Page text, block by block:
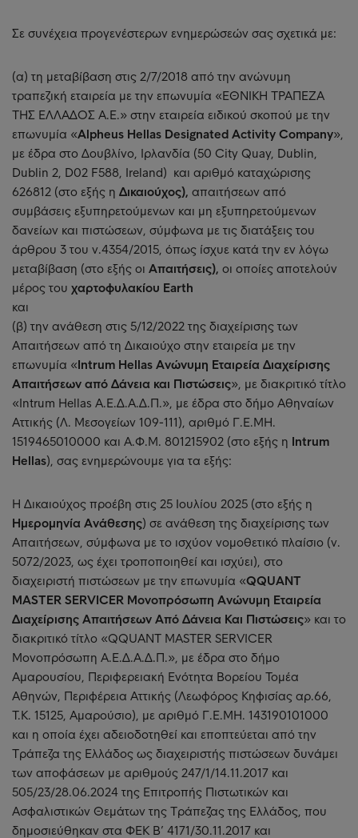
Σε συνέχεια προγενέστερων ενημερώσεών σας σχετικά με:
(α) τη μεταβίβαση στις 2/7/2018 από την ανώνυμη
τραπεζική εταιρεία με την επωνυμία «ΕΘΝΙΚΗ ΤΡΑΠΕΖΑ
ΤΗΣ ΕΛΛΑΔΟΣ Α.Ε.» στην εταιρεία ειδικού σκοπού με την
επωνυμία «Alpheus Hellas Designated Activity Company»,
με έδρα στο Δουβλίνο, Ιρλανδία (50 City Quay, Dublin,
Dublin 2, D02 F588, Ireland) και αριθμό καταχώρισης
626812 (στο εξής η Δικαιούχος), απαιτήσεων από
συμβάσεις εξυπηρετούμενων και μη εξυπηρετούμενων
δανείων και πιστώσεων, σύμφωνα με τις διατάξεις του
άρθρου 3 του ν.4354/2015, όπως ίσχυε κατά την εν λόγω
μεταβίβαση (στο εξής οι Απαιτήσεις), οι οποίες αποτελούν
μέρος του χαρτοφυλακίου Earth
και
(β) την ανάθεση στις 5/12/2022 της διαχείρισης των
Απαιτήσεων από τη Δικαιούχο στην εταιρεία με την
επωνυμία «Intrum Hellas Ανώνυμη Εταιρεία Διαχείρισης
Απαιτήσεων από Δάνεια και Πιστώσεις», με διακριτικό τίτλο
«Intrum Hellas Α.Ε.Δ.Α.Δ.Π.», με έδρα στο δήμο Αθηναίων
Αττικής (Λ. Μεσογείων 109-111), αριθμό Γ.Ε.ΜΗ.
1519465010000 και Α.Φ.Μ. 801215902 (στο εξής η Intrum
Hellas), σας ενημερώνουμε για τα εξής:
Η Δικαιούχος προέβη στις 25 Ιουλίου 2025 (στο εξής η
Ημερομηνία Ανάθεσης) σε ανάθεση της διαχείρισης των
Απαιτήσεων, σύμφωνα με το ισχύον νομοθετικό πλαίσιο (ν.
5072/2023, ως έχει τροποποιηθεί και ισχύει), στο
διαχειριστή πιστώσεων με την επωνυμία «QQUANT
MASTER SERVICER Μονοπρόσωπη Ανώνυμη Εταιρεία
Διαχείρισης Απαιτήσεων Από Δάνεια Και Πιστώσεις» και το
διακριτικό τίτλο «QQUANT MASTER SERVICER
Μονοπρόσωπη Α.Ε.Δ.Α.Δ.Π.», με έδρα στο δήμο
Αμαρουσίου, Περιφερειακή Ενότητα Βορείου Τομέα
Αθηνών, Περιφέρεια Αττικής (Λεωφόρος Κηφισίας αρ.66,
Τ.Κ. 15125, Αμαρούσιο), με αριθμό Γ.Ε.ΜΗ. 143190101000
και η οποία έχει αδειοδοτηθεί και εποπτεύεται από την
Τράπεζα της Ελλάδος ως διαχειριστής πιστώσεων δυνάμει
των αποφάσεων με αριθμούς 247/1/14.11.2017 και
505/23/28.06.2024 της Επιτροπής Πιστωτικών και
Ασφαλιστικών Θεμάτων της Τράπεζας της Ελλάδος, που
δημοσιεύθηκαν στα ΦΕΚ Β’ 4171/30.11.2017 και